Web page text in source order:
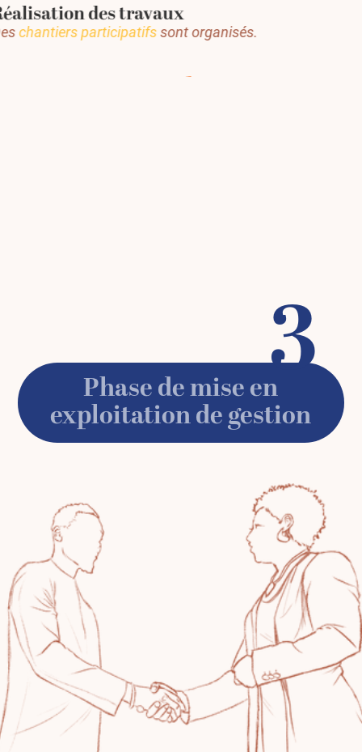
des travaux
chantiers participatifssont organisés.
Phase de mise en
exploitation de gestion
3